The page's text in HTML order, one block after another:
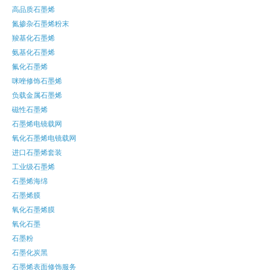
高品质石墨烯
氮掺杂石墨烯粉末
羧基化石墨烯
氨基化石墨烯
氟化石墨烯
咪唑修饰石墨烯
负载金属石墨烯
磁性石墨烯
石墨烯电镜载网
氧化石墨烯电镜载网
进口石墨烯套装
工业级石墨烯
石墨烯海绵
石墨烯膜
氧化石墨烯膜
氧化石墨
石墨粉
石墨化炭黑
石墨烯表面修饰服务